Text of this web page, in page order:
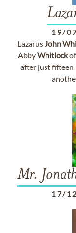
19/
LazarusJohn
AbbyWhitlockof
after just fifteen
Mr.
17/